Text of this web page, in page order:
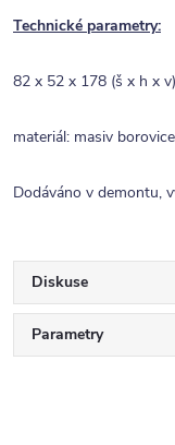
Technické parametry:
82 x 52 x 178 (š x h x
materiál: masiv
Dodáváno v demontu,
Diskuse
Parametry